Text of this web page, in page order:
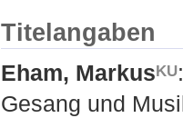
Titelangaben
Eham, Markus
:
Gesang und